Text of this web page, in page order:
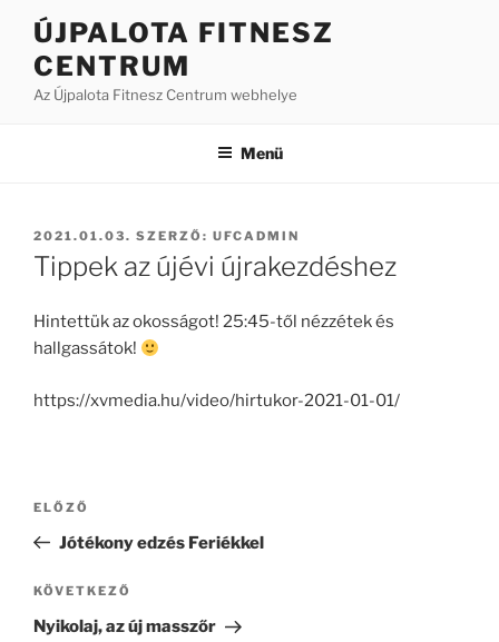
Tartalomhoz
ÚJPALOTA FITNESZ
CENTRUM
Az Újpalota Fitnesz Centrum webhelye
Menü
BEKÜLDVE:
2021.01.03. SZERZŐ: UFCADMIN
Tippek az újévi újrakezdéshez
Hintettük az okosságot! 25:45-től nézzétek és
hallgassátok!
https://xvmedia.hu/video/hirtukor-2021-01-01/
Bejegyzés
Korábbi
bejegyzés
ELŐZŐ
Jótékony edzés Feriékkel
Következő
bejegyzés
KÖVETKEZŐ
Nyikolaj, az új masszőr